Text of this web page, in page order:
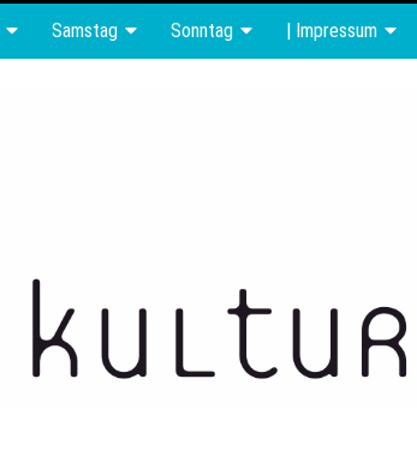
Samstag Sonntag | Impressum